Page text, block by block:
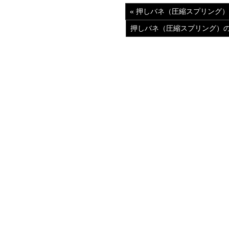
« 押しバネ（圧縮スプリング
押しバネ（圧縮スプリング）